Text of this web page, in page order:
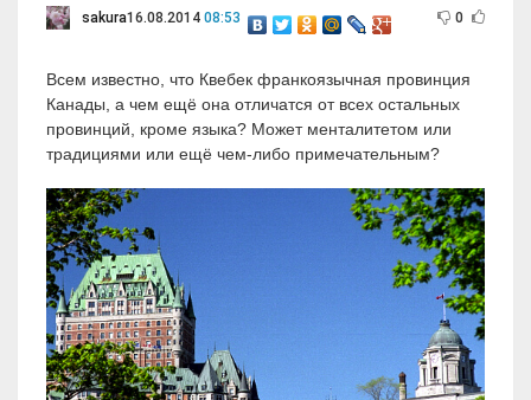
sakura16.08.2014 08:53 0
Всем известно, что Квебек франкоязычная провинция
Канады, а чем ещё она отличатся от всех остальных
провинций, кроме языка? Может менталитетом или
традициями или ещё чем-либо примечательным?